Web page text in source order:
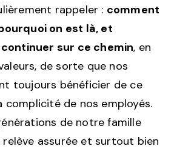
rappeler : comment
on est là, et
sur ce chemin, en
de sorte que nos
toujours bénéficier de ce
complicité de nos employés.
de notre famille
assurée et surtout bien